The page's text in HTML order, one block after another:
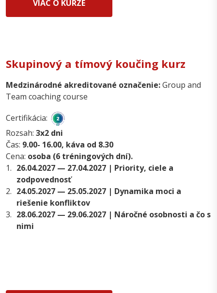
VIAC O KURZE
Skupinový a tímový koučing kurz
Medzinárodné akreditované označenie:Group and
Team coaching course
Certifikácia:
Rozsah: 3x2 dni
Čas: 9.00- 16.00, káva od 8.30
Cena: osoba (6 tréningových dní).
1. 26.04.2027 — 27.04.2027 | Priority, ciele a
zodpovednosť
2. 24.05.2027 — 25.05.2027 | Dynamika moci a
riešenie konfliktov
3. 28.06.2027 — 29.06.2027 | Náročné osobnosti a čo s
nimi